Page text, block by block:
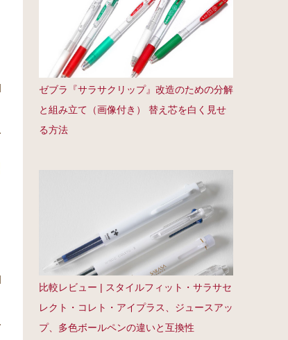
ゼブラ『サラサクリップ』改造のための分解
と組み立て（画像付き） 替え芯を白く見せ
る方法
比較レビュー | スタイルフィット・サラサセ
レクト・コレト・アイプラス、ジュースアッ
プ、多色ボールペンの違いと互換性